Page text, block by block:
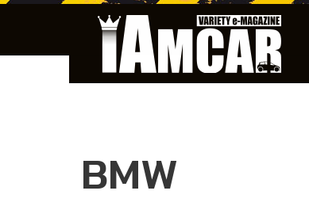
BMW